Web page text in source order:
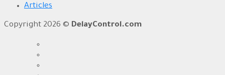
Articles
Copyright 2026 © DelayControl.com